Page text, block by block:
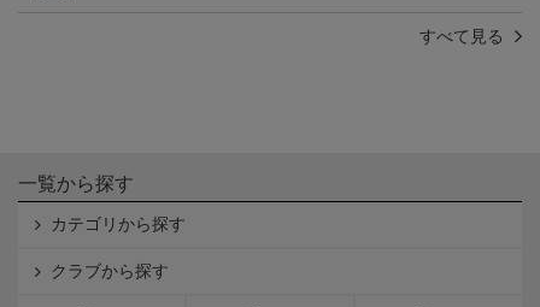
すべて見る
一覧から探す
カテゴリから探す
クラブから探す